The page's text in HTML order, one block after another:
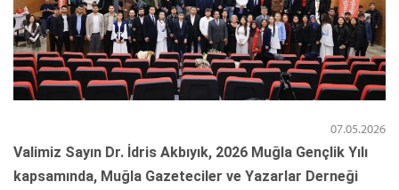
07.05.2026
Valimiz Sayın Dr. İdris Akbıyık, 2026 Muğla Gençlik Yılı
kapsamında, Muğla Gazeteciler ve Yazarlar Derneği
Kredi/Yurt E-
Ödeme